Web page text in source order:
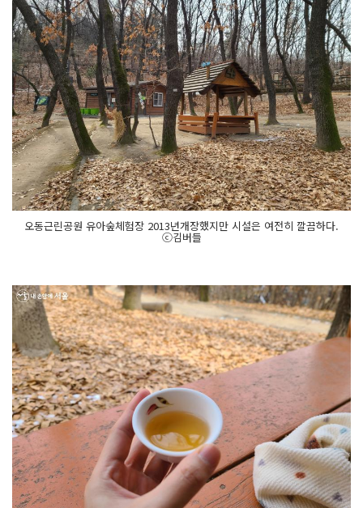
오동근린공원 유아숲체험장 2013년개장했지만 시설은 여전히 깔끔하다.
ⓒ김버들